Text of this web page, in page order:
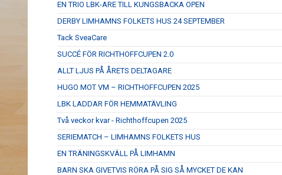
EN TRIO LBK-ARE TILL KUNGSBACKA OPEN
DERBY LIMHAMNS FOLKETS HUS 24 SEPTEMBER
Tack SveaCare
SUCCÉ FÖR RICHTHOFFCUPEN 2.0
ALLT LJUS PÅ ÅRETS DELTAGARE
HUGO MOT VM – RICHTHOFFCUPEN 2025
LBK LADDAR FÖR HEMMATÄVLING
Två veckor kvar - Richthoffcupen 2025
SERIEMATCH – LIMHAMNS FOLKETS HUS
EN TRÄNINGSKVÄLL PÅ LIMHAMN
BARN SKA GIVETVIS RÖRA PÅ SIG SÅ MYCKET DE KAN